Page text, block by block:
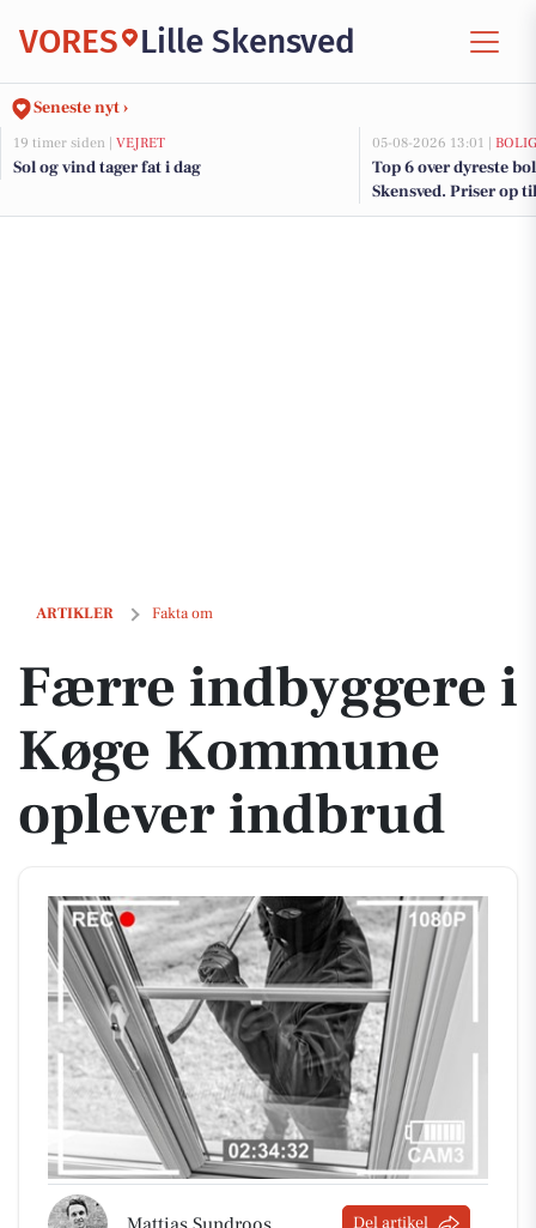
VORES Lille Skensved
Seneste nyt ›
19 timer siden | VEJRET
Sol og vind tager fat i dag
05-08-2026 13:01 |
Top 6 over dyreste
Skensved. Priser op
ARTIKLER Fakta om
Færre indbyggere i Køge Kommune oplever indbrud
Færre indbyggere i
Køge Kommune
oplever indbrud
Del artikel